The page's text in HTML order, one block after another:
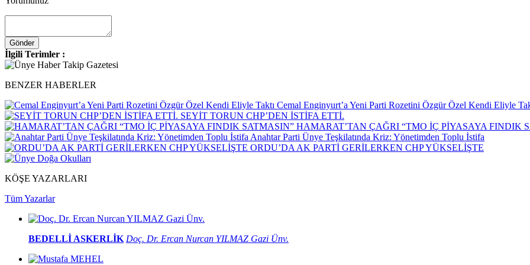
İlgili Terimler :
BENZER HABERLER
Cemal Enginyurt’a Yeni Parti Rozetini Özgür Özel Kendi Eliyle
SEYİT TORUN CHP’DEN İSTİFA ETTİ.
HAMARAT’TAN ÇAĞRI “TMO İÇ PİYASAYA FINDIK
Anahtar Parti Ünye Teşkilatında Kriz: Yönetimden Toplu İstifa
ORDU’DA AK PARTİ GERİLERKEN CHP YÜKSELİŞTE
KÖŞE YAZARLARI
Tüm Yazarlar
BEDELLİ ASKERLİK Doç. Dr. Ercan Nurcan YILMAZ Gazi Ünv.